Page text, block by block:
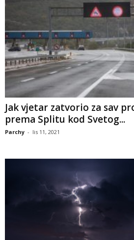
Jak vjetar zatvorio za sav
prema Splitu kod Svetog...
Parchy - lis 11, 2021